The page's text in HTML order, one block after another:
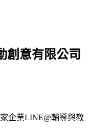
創意有限公司
企業LINE@輔導與教